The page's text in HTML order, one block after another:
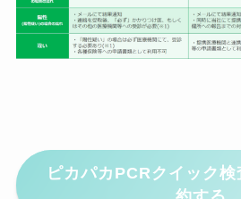
ピカパカPCRクイック